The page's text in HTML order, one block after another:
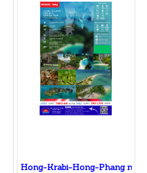
Hong-Krabi-Hong-Phang nga